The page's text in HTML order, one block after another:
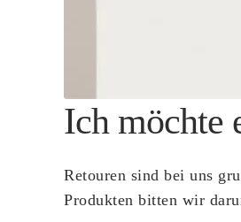
Ich möchte
Retouren sind bei uns
Produkten bitten wir